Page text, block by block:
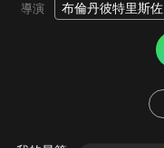
導演 布倫丹彼特里斯佐